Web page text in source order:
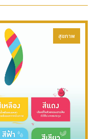
สุขภาพ